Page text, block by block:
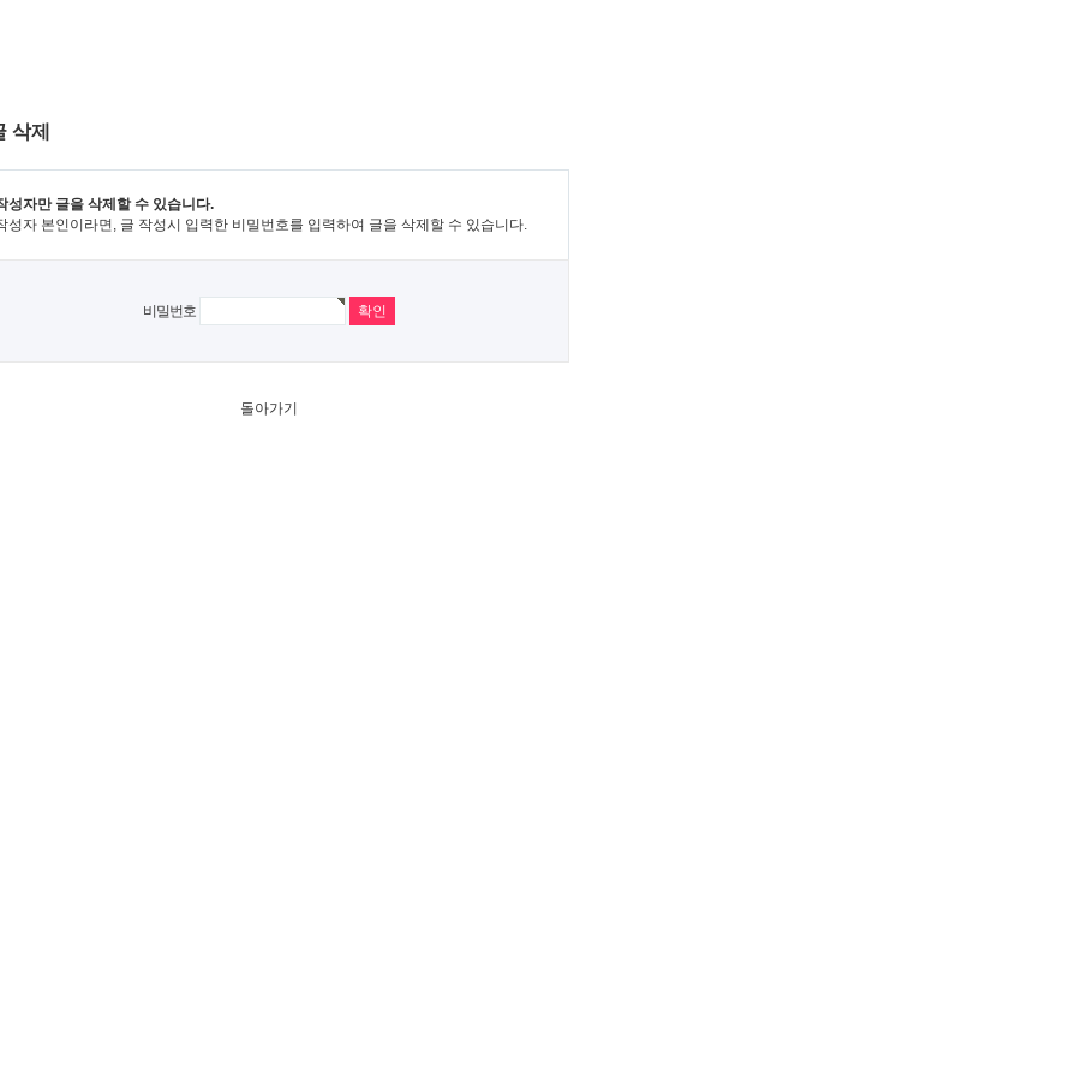
삭제
성자만 글을 삭제할 수 있습니다.
성자 본인이라면, 글 작성시 입력한 비밀번호를 입력하여 글을 삭제할 수 있습니다.
비밀번호
돌아가기